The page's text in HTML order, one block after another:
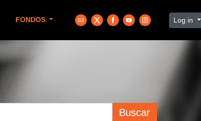
FONDOS Log in
Buscar